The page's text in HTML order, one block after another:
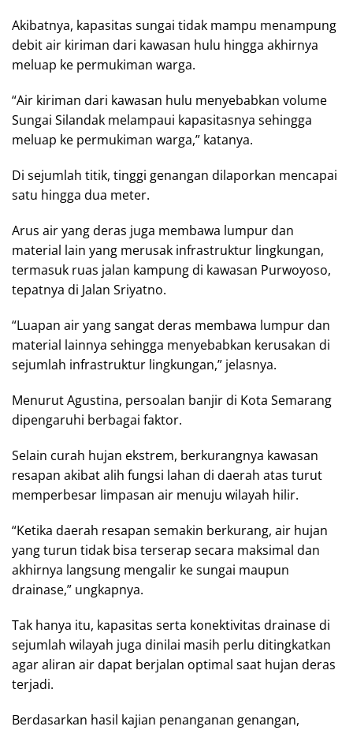
Akibatnya, kapasitas sungai tidak mampu menampung
debit air kiriman dari kawasan hulu hingga akhirnya
meluap ke permukiman warga.
“Air kiriman dari kawasan hulu menyebabkan volume
Sungai Silandak melampaui kapasitasnya sehingga
meluap ke permukiman warga,” katanya.
Di sejumlah titik, tinggi genangan dilaporkan mencapai
satu hingga dua meter.
Arus air yang deras juga membawa lumpur dan
material lain yang merusak infrastruktur lingkungan,
termasuk ruas jalan kampung di kawasan Purwoyoso,
tepatnya di Jalan Sriyatno.
“Luapan air yang sangat deras membawa lumpur dan
material lainnya sehingga menyebabkan kerusakan di
sejumlah infrastruktur lingkungan,” jelasnya.
Menurut Agustina, persoalan banjir di Kota Semarang
dipengaruhi berbagai faktor.
Selain curah hujan ekstrem, berkurangnya kawasan
resapan akibat alih fungsi lahan di daerah atas turut
memperbesar limpasan air menuju wilayah hilir.
“Ketika daerah resapan semakin berkurang, air hujan
yang turun tidak bisa terserap secara maksimal dan
akhirnya langsung mengalir ke sungai maupun
drainase,” ungkapnya.
Tak hanya itu, kapasitas serta konektivitas drainase di
sejumlah wilayah juga dinilai masih perlu ditingkatkan
agar aliran air dapat berjalan optimal saat hujan deras
terjadi.
Berdasarkan hasil kajian penanganan genangan,